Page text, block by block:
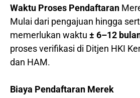
Waktu Proses Pendaftaran
Mulai dari pengajuan hingga
memerlukan waktu ± 6–12
proses verifikasi di Ditjen HKI
dan HAM.
Biaya Pendaftaran Merek